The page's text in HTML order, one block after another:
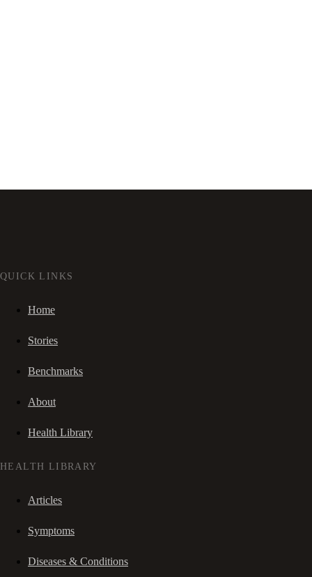
QUICK LINKS
Home
Stories
Benchmarks
About
Health Library
HEALTH LIBRARY
Articles
Symptoms
Diseases & Conditions